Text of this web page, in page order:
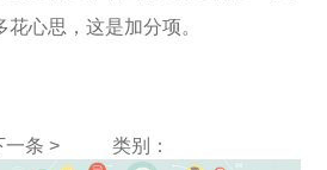
心思，这是加分项。
一条 > 类别：